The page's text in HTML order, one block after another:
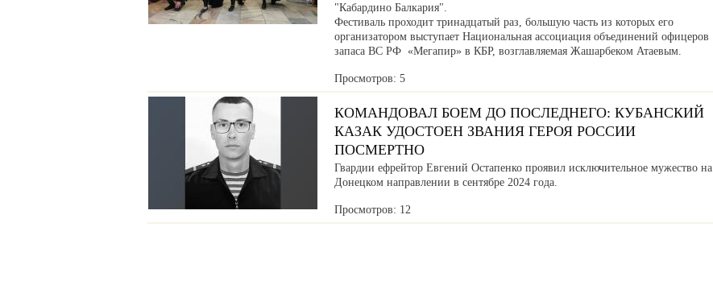
"Кабардино Балкария".
Фестиваль проходит тринадцатый раз, большую часть из которых его
организатором выступает Национальная ассоциация объединений офицеров
запаса ВС РФ «Мегапир» в КБР, возглавляемая Жашарбеком Атаевым.
Просмотров: 5
КОМАНДОВАЛ БОЕМ ДО ПОСЛЕДНЕГО: КУБАНСКИЙ
КАЗАК УДОСТОЕН ЗВАНИЯ ГЕРОЯ РОССИИ
ПОСМЕРТНО
Гвардии ефрейтор Евгений Остапенко проявил исключительное мужество на
Донецком направлении в сентябре 2024 года.
Просмотров: 12